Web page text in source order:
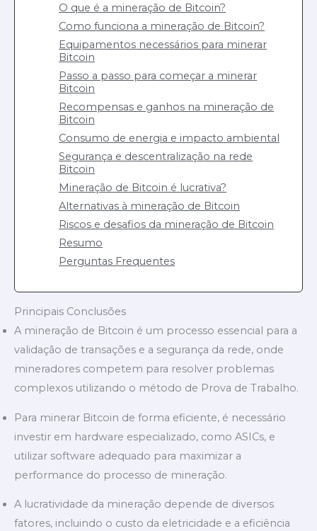
O que é a mineração de Bitcoin?
Como funciona a mineração de Bitcoin?
Equipamentos necessários para minerar
Bitcoin
Passo a passo para começar a minerar
Bitcoin
Recompensas e ganhos na mineração de
Bitcoin
Consumo de energia e impacto ambiental
Segurança e descentralização na rede
Bitcoin
Mineração de Bitcoin é lucrativa?
Alternativas à mineração de Bitcoin
Riscos e desafios da mineração de Bitcoin
Resumo
Perguntas Frequentes
Principais Conclusões
A mineração de Bitcoin é um processo essencial para a
validação de transações e a segurança da rede, onde
mineradores competem para resolver problemas
complexos utilizando o método de Prova de Trabalho.
Para minerar Bitcoin de forma eficiente, é necessário
investir em hardware especializado, como ASICs, e
utilizar software adequado para maximizar a
performance do processo de mineração.
A lucratividade da mineração depende de diversos
fatores, incluindo o custo da eletricidade e a eficiência